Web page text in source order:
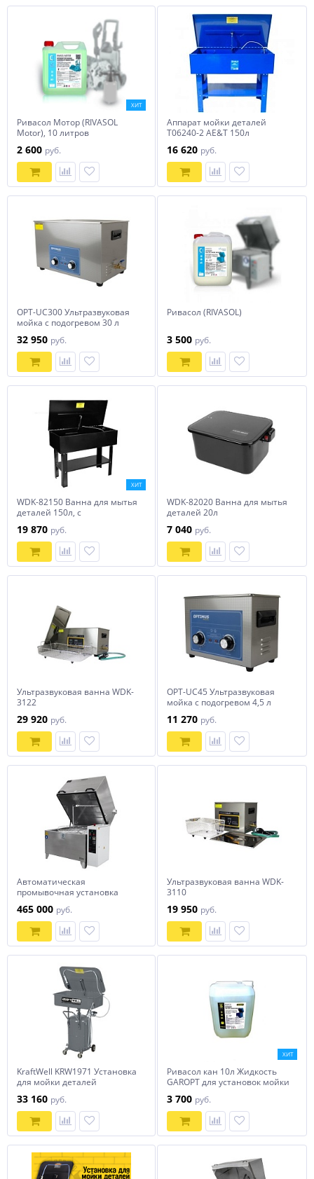
ХИТ
Ривасол Мотор (RIVASOL
Motor), 10 литров
2 600 руб.
Аппарат мойки деталей
T06240-2 AE&T 150л
16 620 руб.
OPT-UC300 Ультразвуковая
мойка с подогревом 30 л
32 950 руб.
Ривасол (RIVASOL)
3 500 руб.
ХИТ
WDK-82150 Ванна для мытья
деталей 150л, с
19 870 руб.
WDK-82020 Ванна для мытья
деталей 20л
7 040 руб.
Ультразвуковая ванна WDK-
3122
29 920 руб.
OPT-UC45 Ультразвуковая
мойка с подогревом 4,5 л
11 270 руб.
Автоматическая
промывочная установка
465 000 руб.
Ультразвуковая ванна WDK-
3110
19 950 руб.
KraftWell KRW1971 Установка
для мойки деталей
33 160 руб.
ХИТ
Ривасол кан 10л Жидкость
GAROPT для установок мойки
3 700 руб.